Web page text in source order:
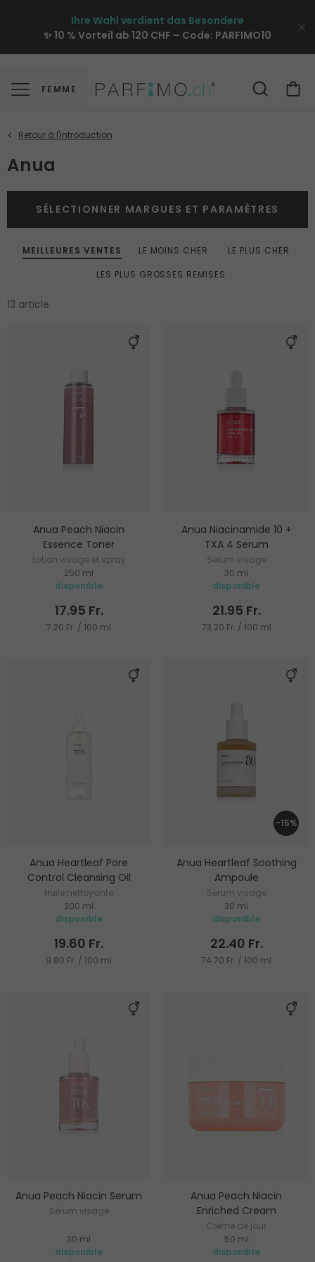
Ihre Wahl verdient das Besondere
✨ 10 % Vorteil ab 120 CHF – Code: PARFIMO10
FEMME
Anua
MEILLEURES VENTES LE MOINS CHER
LE PLUS CHER
LES PLUS GROSSES REMISES
13 article
SÉLECTIONNER MARGUES ET PARAMÈTRES
Anua Peach Niacin
Essence Toner
Lotion visage et spray
250 ml
disponible
17.95 Fr.
7.20 Fr. / 100 ml
Anua Niacinamide 10 +
TXA 4 Serum
Sérum visage
30 ml
disponible
21.95 Fr.
73.20 Fr. / 100 ml
Anua Heartleaf Pore
Control Cleansing Oil
Huile nettoyante
200 ml
disponible
19.60 Fr.
9.80 Fr. / 100 ml
-15%
Anua Heartleaf Soothing
Ampoule
Sérum visage
30 ml
disponible
22.40 Fr.
74.70 Fr. / 100 ml
Anua Peach Niacin Serum
Sérum visage
30 ml
disponible
Anua Peach Niacin
Enriched Cream
Crème de jour
50 ml
disponible